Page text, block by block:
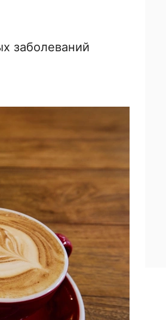
заболеваний